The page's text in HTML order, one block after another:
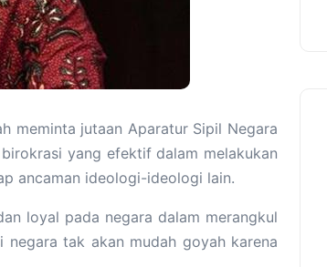
meminta jutaan Aparatur Sipil Negara
yang efektif dalam melakukan
ancaman ideologi-ideologi lain.
loyal pada negara dalam merangkul
tak akan mudah goyah karena